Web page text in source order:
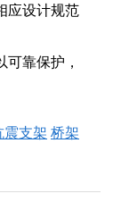
应设计规范
靠保护，
震支架 桥架